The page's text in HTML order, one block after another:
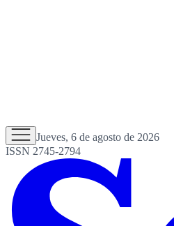
Jueves, 6 de agosto de 2026
ISSN 2745-2794